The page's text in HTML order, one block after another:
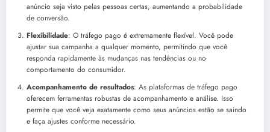
anúncio seja visto pelas pessoas certas, aumentando a probabilidade
de conversão.
Flexibilidade: O tráfego pago é extremamente flexível. Você pode
ajustar sua campanha a qualquer momento, permitindo que você
responda rapidamente às mudanças nas tendências ou no
comportamento do consumidor.
Acompanhamento de resultados: As plataformas de tráfego pago
oferecem ferramentas robustas de acompanhamento e análise. Isso
permite que você veja exatamente como seus anúncios estão se saindo
e faça ajustes conforme necessário.